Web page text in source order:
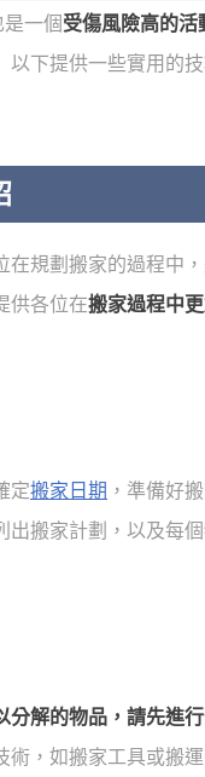
一個 受傷風險高的活
以下提供一些實用的
規劃搬家的過程中
供各位在搬家過程中
定搬家日期 ，準備好
搬家計劃，以及每
分解的物品，請先進
，如搬家工具或搬